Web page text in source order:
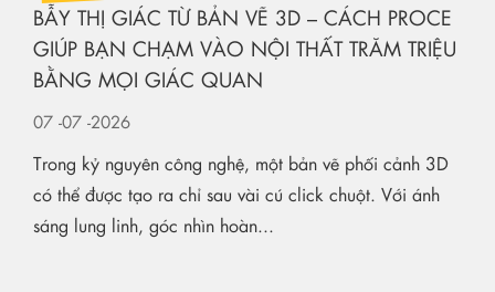
BẪY THỊ GIÁC TỪ BẢN VẼ 3D – CÁCH PROCE
GIÚP BẠN CHẠM VÀO NỘI THẤT TRĂM TRIỆU
BẰNG MỌI GIÁC QUAN
07 -07 -2026
Trong kỷ nguyên công nghệ, một bản vẽ phối cảnh 3D
có thể được tạo ra chỉ sau vài cú click chuột. Với ánh
sáng lung linh, góc nhìn hoàn...